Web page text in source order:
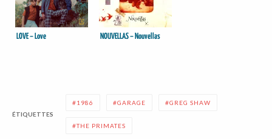
LOVE – Love NOUVELLAS – Nouvellas
ÉTIQUETTES
1986 GARAGE GREG SHAW
THE PRIMATES